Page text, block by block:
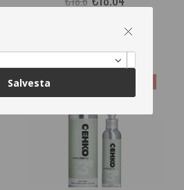
LISA OSTUKORVI
Salvesta